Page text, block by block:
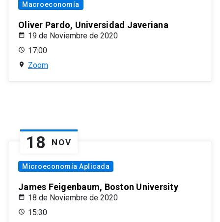
Macroeconomía
Oliver Pardo, Universidad Javeriana
19 de Noviembre de 2020
17:00
Zoom
18 NOV
Microeconomía Aplicada
James Feigenbaum, Boston University
18 de Noviembre de 2020
15:30